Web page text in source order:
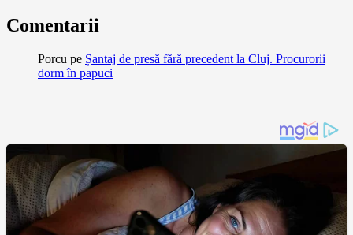
Comentarii
Porcu pe Șantaj de presă fără precedent la Cluj. Procurorii
dorm în papuci